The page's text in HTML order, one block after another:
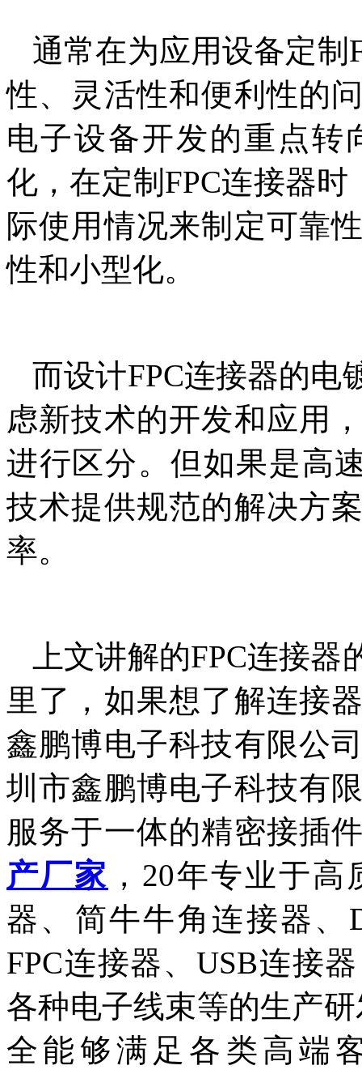
通常在为应用设备定制
性、灵活性和便利性的
电子设备开发的重点转
化，在定制FPC连接器
际使用情况来制定可靠
性和小型化。
而设计FPC连接器的电
虑新技术的开发和应用
进行区分。但如果是高
技术提供规范的解决方
率。
上文讲解的FPC连接
里了，如果想了解连接
鑫鹏博电子科技有限公
圳市鑫鹏博电子科技有
服务于一体的精密接插
产厂家 ，20年专业于
器、简牛牛角连接器、
FPC连接器、USB连接
各种电子线束等的生产
全能够满足各类高端